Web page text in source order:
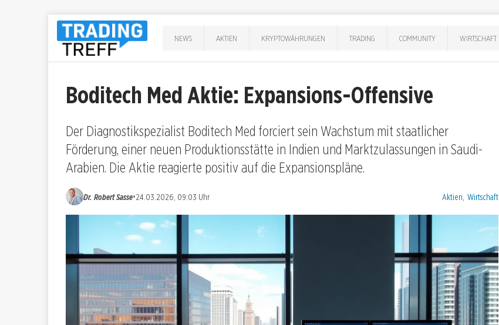
NEWS AKTIEN KRYPTOWÄHRUNGEN TRADING COMMUNITY WIRTSCHAFT
Boditech Med Aktie: Expansions-Offensive
Der Diagnostikspezialist Boditech Med forciert sein Wachstum mit staatlicher
Förderung, einer neuen Produktionsstätte in Indien und Marktzulassungen in Saudi-
Arabien. Die Aktie reagierte positiv auf die Expansionspläne.
Dr. Robert Sasse•24.03.2026, 09:03 Uhr Kategorien:
Aktien Wirtschaft